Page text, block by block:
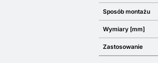
Sposób montażu
Wymiary [mm]
Zastosowanie